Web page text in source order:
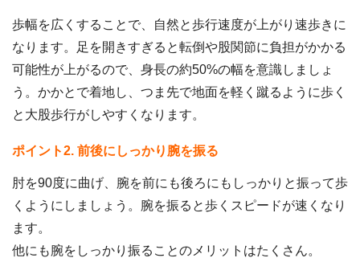
歩幅を広くすることで、自然と歩行速度が上がり速歩きに
なります。足を開きすぎると転倒や股関節に負担がかかる
可能性が上がるので、身長の約50%の幅を意識しましょ
う。かかとで着地し、つま先で地面を軽く蹴るように歩く
と大股歩行がしやすくなります。
ポイント2. 前後にしっかり腕を振る
肘を90度に曲げ、腕を前にも後ろにもしっかりと振って歩
くようにしましょう。腕を振ると歩くスピードが速くなり
ます。
他にも腕をしっかり振ることのメリットはたくさん。